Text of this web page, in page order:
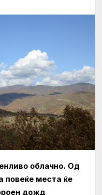
облачно. Од
повеќе места ќе
дожд